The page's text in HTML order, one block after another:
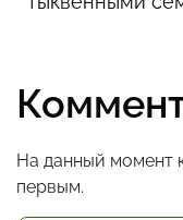
На данный момент
первым.